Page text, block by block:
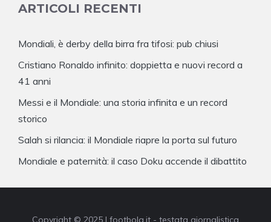
ARTICOLI RECENTI
Mondiali, è derby della birra fra tifosi: pub chiusi
Cristiano Ronaldo infinito: doppietta e nuovi record a
41 anni
Messi e il Mondiale: una storia infinita e un record
storico
Salah si rilancia: il Mondiale riapre la porta sul futuro
Mondiale e paternità: il caso Doku accende il dibattito
Copyright © 2025 | footbola.it - testata giornalistica